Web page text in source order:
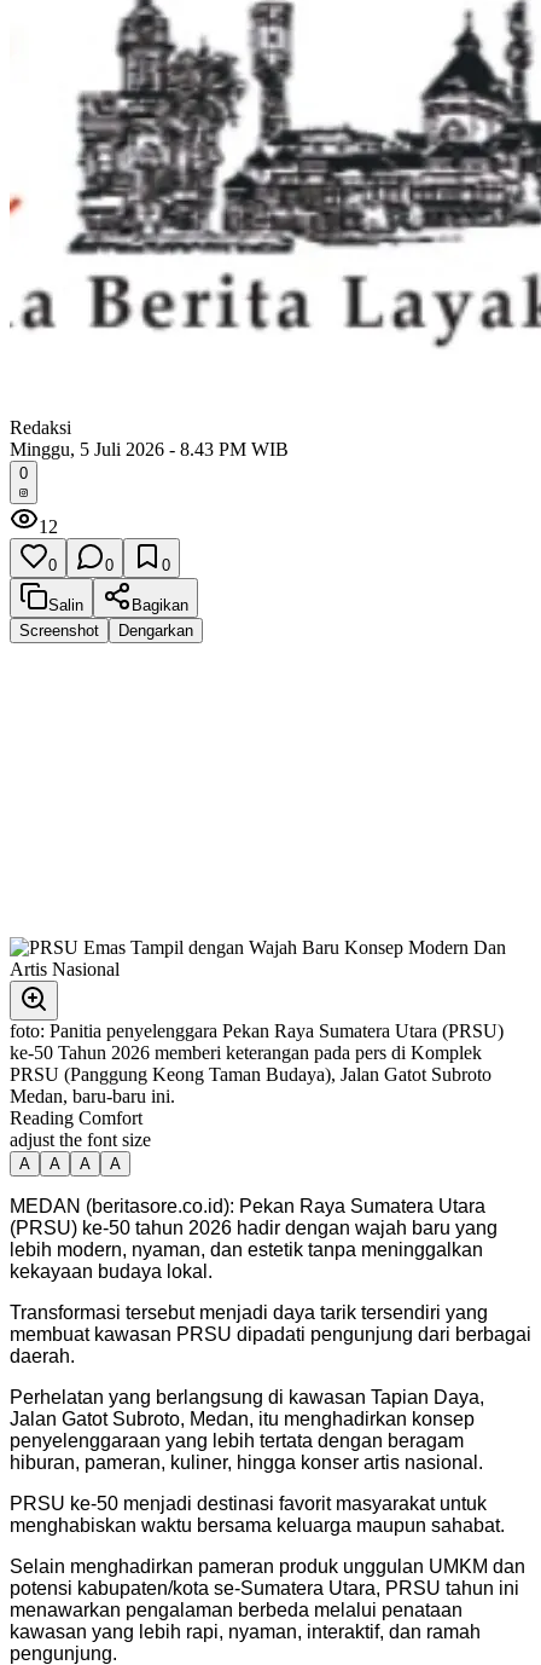
Redaksi
Minggu, 5 Juli 2026 - 8.43 PM WIB
0
12
0 0 0
Salin
Bagikan
Screenshot
Dengarkan
foto: Panitia penyelenggara Pekan Raya Sumatera Utara (PRSU)
ke-50 Tahun 2026 memberi keterangan pada pers di Komplek
PRSU (Panggung Keong Taman Budaya), Jalan Gatot Subroto
Medan, baru-baru ini.
Reading Comfort
adjust the font size
A A A A
MEDAN (beritasore.co.id): Pekan Raya Sumatera Utara
(PRSU) ke-50 tahun 2026 hadir dengan wajah baru yang
lebih modern, nyaman, dan estetik tanpa meninggalkan
kekayaan budaya lokal.
Transformasi tersebut menjadi daya tarik tersendiri yang
membuat kawasan PRSU dipadati pengunjung dari berbagai
daerah.
Perhelatan yang berlangsung di kawasan Tapian Daya,
Jalan Gatot Subroto, Medan, itu menghadirkan konsep
penyelenggaraan yang lebih tertata dengan beragam
hiburan, pameran, kuliner, hingga konser artis nasional.
PRSU ke-50 menjadi destinasi favorit masyarakat untuk
menghabiskan waktu bersama keluarga maupun sahabat.
Selain menghadirkan pameran produk unggulan UMKM dan
potensi kabupaten/kota se-Sumatera Utara, PRSU tahun ini
menawarkan pengalaman berbeda melalui penataan
kawasan yang lebih rapi, nyaman, interaktif, dan ramah
pengunjung.